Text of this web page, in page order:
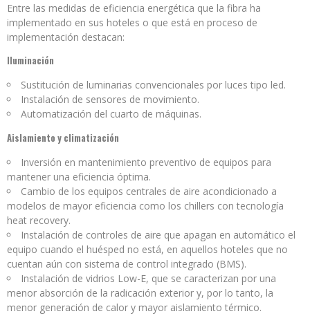
Entre las medidas de eficiencia energética que la fibra ha
implementado en sus hoteles o que está en proceso de
implementación destacan:
Iluminación
Sustitución de luminarias convencionales por luces tipo led.
Instalación de sensores de movimiento.
Automatización del cuarto de máquinas.
Aislamiento y climatización
Inversión en mantenimiento preventivo de equipos para
mantener una eficiencia óptima.
Cambio de los equipos centrales de aire acondicionado a
modelos de mayor eficiencia como los chillers con tecnología
heat recovery.
Instalación de controles de aire que apagan en automático el
equipo cuando el huésped no está, en aquellos hoteles que no
cuentan aún con sistema de control integrado (BMS).
Instalación de vidrios Low-E, que se caracterizan por una
menor absorción de la radicación exterior y, por lo tanto, la
menor generación de calor y mayor aislamiento térmico.